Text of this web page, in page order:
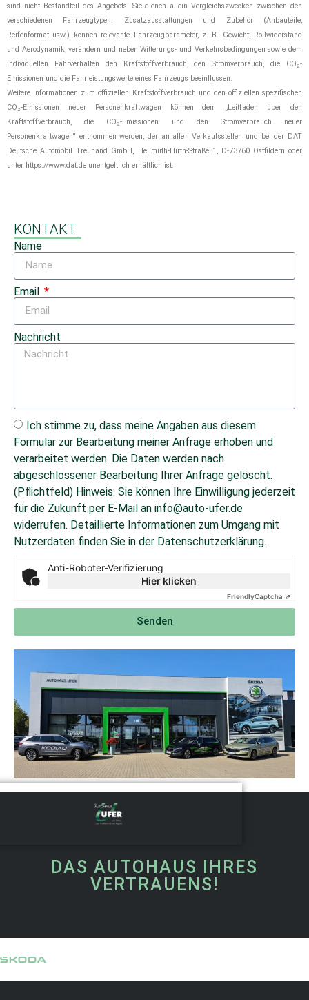
sind nicht Bestandteil des Angebots. Sie dienen allein Vergleichszwecken zwischen den
verschiedenen Fahrzeugtypen. Zusatzausstattungen und Zubehör (Anbauteile,
Reifenformat usw.) können relevante Fahrzeugparameter, z. B. Gewicht, Rollwiderstand
und Aerodynamik, verändern und neben Witterungs- und Verkehrsbedingungen sowie dem
individuellen Fahrverhalten den Kraftstoffverbrauch, den Stromverbrauch, die CO 2-
Emissionen und die Fahrleistungswerte eines Fahrzeugs beeinflussen.
Weitere Informationen zum offiziellen Kraftstoffverbrauch und den offiziellen spezifischen
CO 2-Emissionen neuer Personenkraftwagen können dem „Leitfaden über den
Kraftstoffverbrauch, die CO 2-Emissionen und den Stromverbrauch neuer
Personenkraftwagen“ entnommen werden, der an allen Verkaufsstellen und bei der DAT
Deutsche Automobil Treuhand GmbH, Hellmuth-Hirth-Straße 1, D-73760 Ostfildern oder
unter https://www.dat.de unentgeltlich erhältlich ist.
KONTAKT
Name
Email
Nachricht
Ich stimme zu, dass meine Angaben aus diesem
Formular zur Bearbeitung meiner Anfrage erhoben und
verarbeitet werden. Die Daten werden nach
abgeschlossener Bearbeitung Ihrer Anfrage gelöscht.
(Pflichtfeld) Hinweis: Sie können Ihre Einwilligung jederzeit
für die Zukunft per E-Mail an info@auto-ufer.de
widerrufen. Detaillierte Informationen zum Umgang mit
Nutzerdaten finden Sie in der Datenschutzerklärung.
Anti-Roboter-Verifizierung
Hier klicken
FriendlyCaptcha ⇗
Senden
DAS AUTOHAUS IHRES
VERTRAUENS!